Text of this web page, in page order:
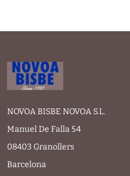
NOVOA BISBE NOVOA S.L.
Manuel De Falla 54
08403 Granollers
Barcelona